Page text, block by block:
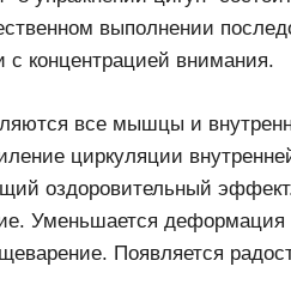
выполнении
с концентрацией внимания.
все мышцы и
циркуляции
оздоровительный
Уменьшается деформация
Появляется